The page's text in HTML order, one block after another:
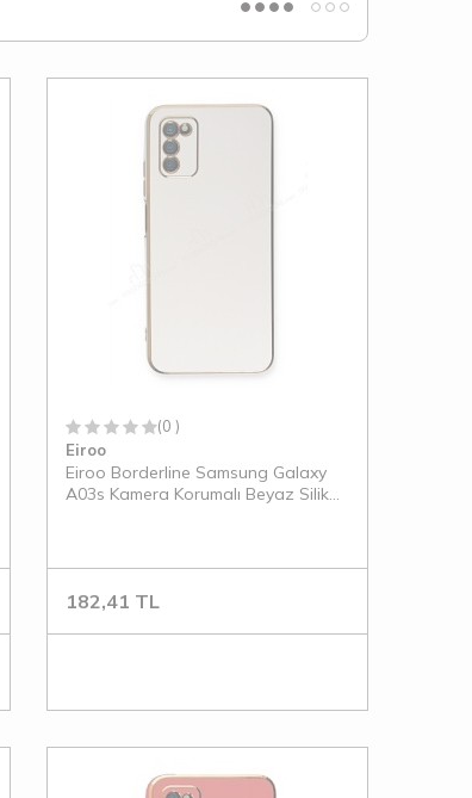
(0 )
Eiroo
Eiroo Borderline Samsung Galaxy
A03s Kamera Korumalı Beyaz Silikon
182,41 TL